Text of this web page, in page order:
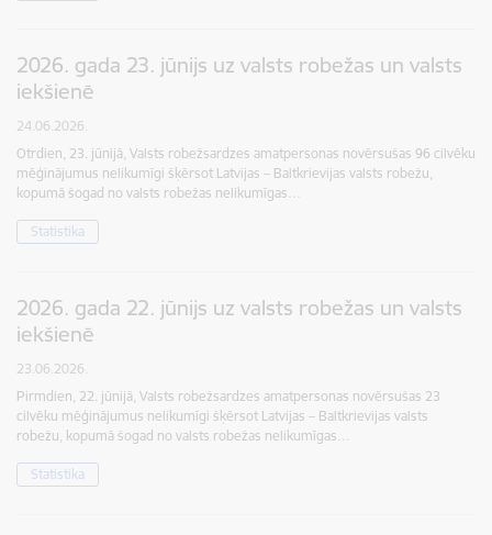
2026. gada 23. jūnijs uz valsts robežas un valsts
iekšienē
24.06.2026.
Otrdien, 23. jūnijā, Valsts robežsardzes amatpersonas novērsušas 96 cilvēku
mēģinājumus nelikumīgi šķērsot Latvijas – Baltkrievijas valsts robežu,
kopumā šogad no valsts robežas nelikumīgas…
Statistika
2026. gada 22. jūnijs uz valsts robežas un valsts
iekšienē
23.06.2026.
Pirmdien, 22. jūnijā, Valsts robežsardzes amatpersonas novērsušas 23
cilvēku mēģinājumus nelikumīgi šķērsot Latvijas – Baltkrievijas valsts
robežu, kopumā šogad no valsts robežas nelikumīgas…
Statistika